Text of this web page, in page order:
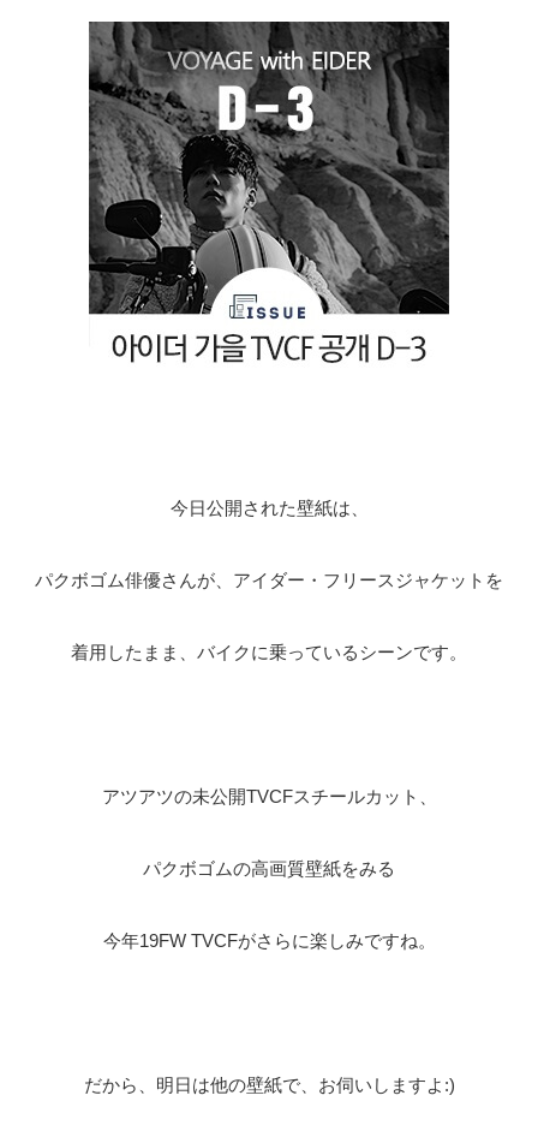
今日公開された壁紙は、
パクボゴム俳優さんが、アイダー・フリースジャケットを
着用したまま、バイクに乗っているシーンです。
アツアツの未公開TVCFスチールカット、
パクボゴムの高画質壁紙をみる
今年19FW TVCFがさらに楽しみですね。
だから、明日は他の壁紙で、お伺いしますよ:)